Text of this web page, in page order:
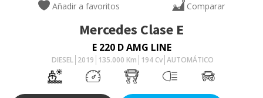
Añadir a favoritos Comparar
Mercedes Clase E
E 220 D AMG LINE
DIESEL 2019 135.000 Km 194Cv AUTOMÁTICO